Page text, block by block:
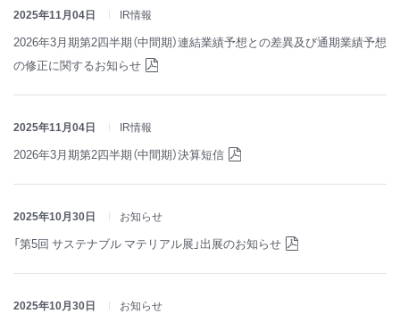
2025年11月04日 IR情報
2026年3月期第2四半期（中間期）連結業績予想との差異及び通期業績予想
の修正に関するお知らせ
2025年11月04日 IR情報
2026年3月期第2四半期（中間期）決算短信
2025年10月30日 お知らせ
「第5回 サステナブル マテリアル展」出展のお知らせ
2025年10月30日 お知らせ